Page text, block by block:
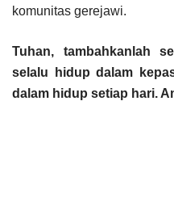
komunitas gerejawi.
Tuhan, tambahkanlah
selalu hidup dalam
dalam hidup setiap hari.